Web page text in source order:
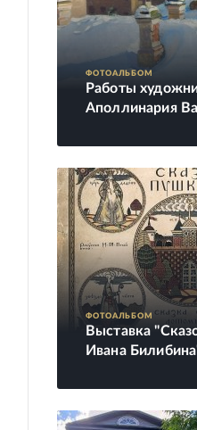
ФОТОАЛЬБОМ
Работы
Аполлинария
ФОТОАЛЬБОМ
Выставка
Ивана